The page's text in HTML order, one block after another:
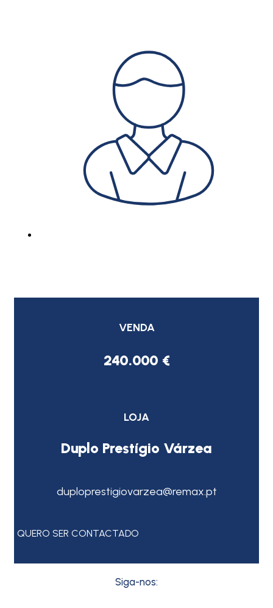
VENDA
240.000 €
LOJA
Duplo Prestígio Várzea
duploprestigiovarzea@remax.pt
QUERO SER CONTACTADO
Siga-nos: